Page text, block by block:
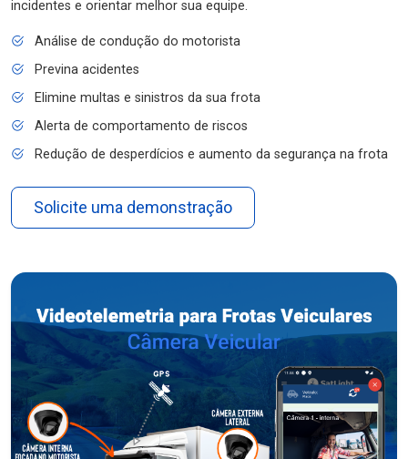
incidentes e orientar melhor sua equipe.
Análise de condução do motorista
Previna acidentes
Elimine multas e sinistros da sua frota
Alerta de comportamento de riscos
Redução de desperdícios e aumento da segurança na frota
Solicite uma demonstração